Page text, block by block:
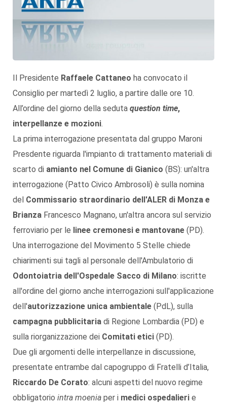
Il Presidente Raffaele Cattaneo ha convocato il
Consiglio per martedì 2 luglio, a partire dalle ore 10.
All’ordine del giorno della seduta question time,
interpellanze e mozioni.
La prima interrogazione presentata dal gruppo Maroni
Presdente riguarda l'impianto di trattamento materiali di
scarto di amianto nel Comune di Gianico (BS): un'altra
interrogazione (Patto Civico Ambrosoli) è sulla nomina
del Commissario straordinario dell'ALER di Monza e
Brianza Francesco Magnano, un'altra ancora sul servizio
ferroviario per le linee cremonesi e mantovane (PD).
Una interrogazione del Movimento 5 Stelle chiede
chiarimenti sui tagli al personale dell'Ambulatorio di
Odontoiatria dell'Ospedale Sacco di Milano: iscritte
all'ordine del giorno anche interrogazioni sull'applicazione
dell'autorizzazione unica ambientale (PdL), sulla
campagna pubblicitaria di Regione Lombardia (PD) e
sulla riorganizzazione dei Comitati etici (PD).
Due gli argomenti delle interpellanze in discussione,
presentate entrambe dal capogruppo di Fratelli d’Italia,
Riccardo De Corato: alcuni aspetti del nuovo regime
obbligatorio intra moenia per i medici ospedalieri e